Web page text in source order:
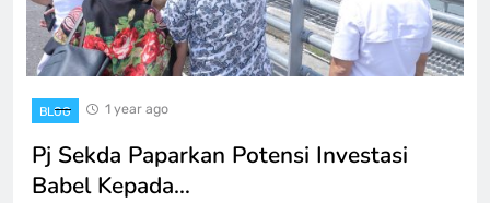
BLOG 1 year ago
Pj Sekda Paparkan Potensi Investasi
Babel Kepada…